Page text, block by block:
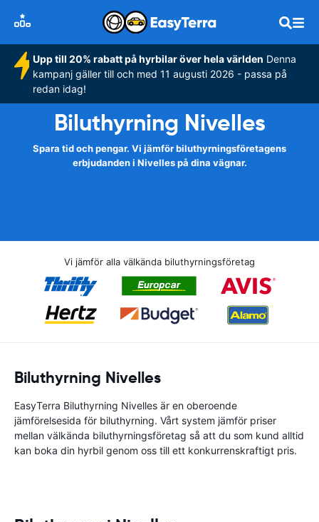
Upp till 20% rabatt på hyrbilar över hela världen Denna
kampanj gäller till och med 11 augusti 2026 - passa på
redan idag!
Biluthyrning Nivelles
Spara tid och pengar. Vi jämför biluthyrningsföretagens
erbjudanden i Nivelles på dina vägnar.
Vi jämför alla välkända biluthyrningsföretag
Biluthyrning Nivelles
EasyTerra Biluthyrning Nivelles är en oberoende
jämförelsesida för biluthyrning. Vårt system jämför priser
mellan välkända biluthyrningsföretag så att du som kund alltid
kan boka din hyrbil genom oss till ett konkurrenskraftigt pris.